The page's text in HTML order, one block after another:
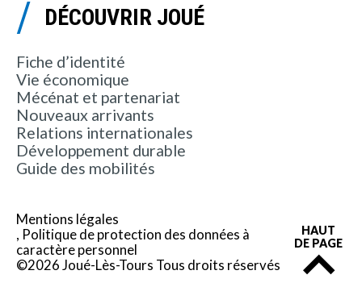
DÉCOUVRIR JOUÉ
Fiche d’identité
Vie économique
Mécénat et partenariat
Nouveaux arrivants
Relations internationales
Développement durable
Guide des mobilités
Mentions légales
Politique de protection des données à
caractère personnel
©2026 Joué-Lès-Tours Tous droits réservés
HAUT
DE PAGE